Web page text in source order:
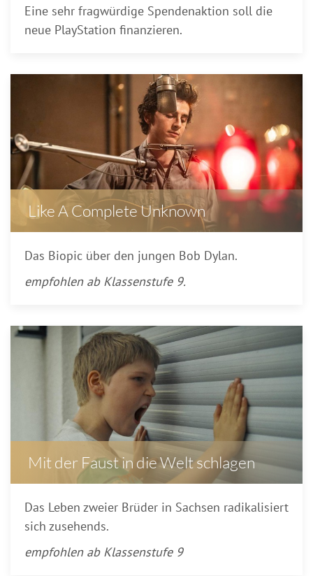
Eine sehr fragwürdige Spendenaktion soll die
neue PlayStation finanzieren.
Like A Complete Unknown
Das Biopic über den jungen Bob Dylan.
empfohlen ab Klassenstufe 9.
Mit der Faust in die Welt schlagen
Das Leben zweier Brüder in Sachsen radikalisiert
sich zusehends.
empfohlen ab Klassenstufe 9